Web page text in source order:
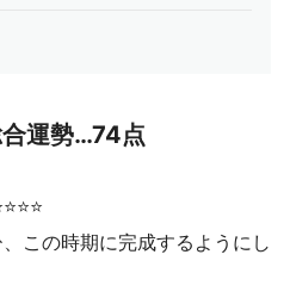
運勢…74点
この時期に完成するようにし